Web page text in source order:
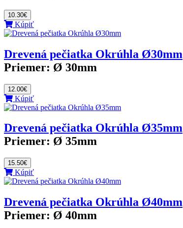
10.30€
Kúpiť
Drevená pečiatka Okrúhla Ø30mm
Priemer: Ø 30mm
12.00€
Kúpiť
Drevená pečiatka Okrúhla Ø35mm
Priemer: Ø 35mm
15.50€
Kúpiť
Drevená pečiatka Okrúhla Ø40mm
Priemer: Ø 40mm